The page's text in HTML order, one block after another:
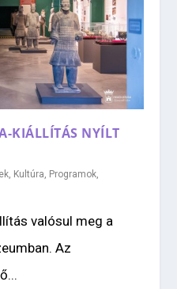
KIÁLLÍTÁS NYÍLT
, Kultúra, Programok,
valósul meg a
Az